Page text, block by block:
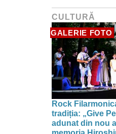
CULTURĂ
GALERIE FOTO
Rock
tradiția: „Give
adunat din nou